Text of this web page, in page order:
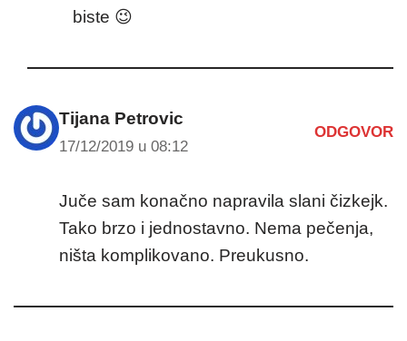
biste 😉
Tijana Petrovic
17/12/2019 u 08:12
ODGOVOR
Juče sam konačno napravila slani čizkejk.
Tako brzo i jednostavno. Nema pečenja,
ništa komplikovano. Preukusno.